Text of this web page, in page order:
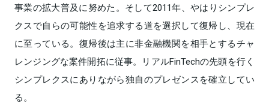
事業の拡大普及に努めた。そして2011年、やはりシンプレ
クスで自らの可能性を追求する道を選択して復帰し、現在
に至っている。復帰後は主に非金融機関を相手とするチャ
レンジングな案件開拓に従事。リアルFinTechの先頭を行く
シンプレクスにありながら独自のプレゼンスを確立してい
る。